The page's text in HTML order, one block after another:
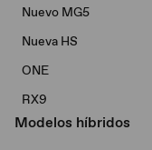
Nuevo MG5
Nueva HS
ONE
RX9
Modelos híbridos